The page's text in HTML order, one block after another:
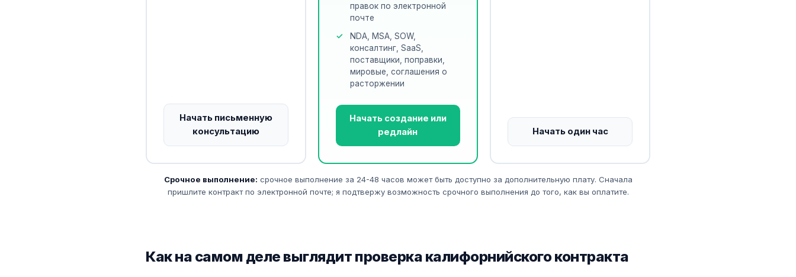
Начать письменную
консультацию
правок по электронной
почте
NDA, MSA, SOW,
консалтинг, SaaS,
поставщики, поправки,
мировые, соглашения о
расторжении
Начать создание или
редлайн
Начать один час
Срочное выполнение: срочное выполнение за 24-48 часов может быть доступно за дополнительную плату. Сначала
пришлите контракт по электронной почте; я подтвержу возможность срочного выполнения до того, как вы оплатите.
Как на самом деле выглядит проверка калифорнийского контракта